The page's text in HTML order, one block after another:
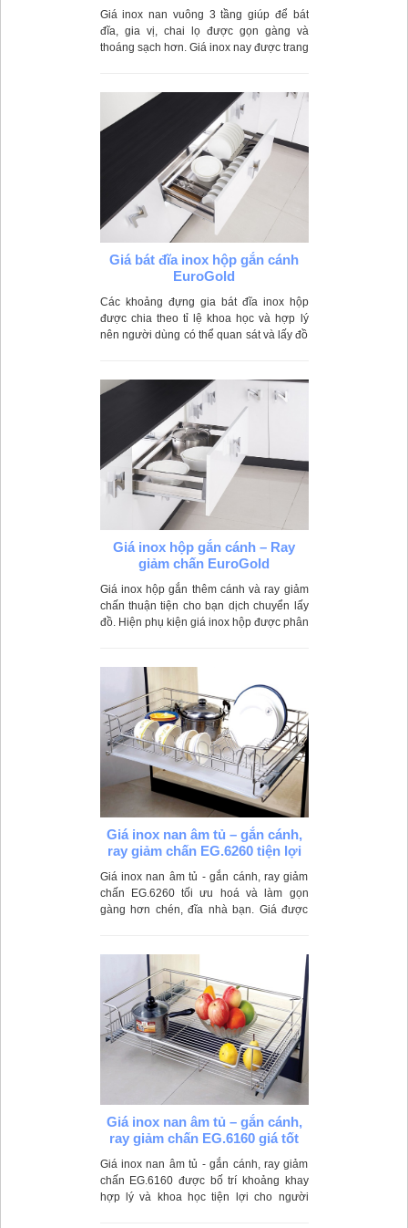
EuroGold
Giá inox nan vuông 3 tầng giúp để bát
đĩa, gia vị, chai lọ được gọn gàng và
thoáng sạch hơn. Giá inox nay được trang
vào.
Giá bát đĩa inox hộp gắn cánh
EuroGold
Các khoảng đựng gia bát đĩa inox hộp
được chia theo tỉ lệ khoa học và hợp lý
nên người dùng có thể quan sát và lấy đồ
Giá inox hộp gắn cánh – Ray
giảm chấn EuroGold
Giá inox hộp gắn thêm cánh và ray giảm
chấn thuận tiện cho bạn dịch chuyển lấy
đồ. Hiện phụ kiện giá inox hộp được phân
Giá inox nan âm tủ – gắn cánh,
ray giảm chấn EG.6260 tiện lợi
Giá inox nan âm tủ - gắn cánh, ray giảm
chấn EG.6260 tối ưu hoá và làm gọn
gàng hơn chén, đĩa nhà bạn. Giá được
màu
Giá inox nan âm tủ – gắn cánh,
ray giảm chấn EG.6160 giá tốt
Giá inox nan âm tủ - gắn cánh, ray giảm
chấn EG.6160 được bố trí khoảng khay
hợp lý và khoa học tiện lợi cho người